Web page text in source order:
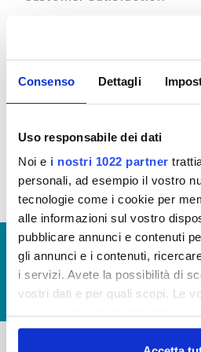
Consenso Dettagli
Uso responsabile dei dati
Noi e i nostri 1022 partner
personali, ad esempio il vostro
tecnologie come i cookie per
alle informazioni sul vostro
pubblicare annunci e contenuti
gli annunci e i contenuti,
i servizi. Avete la possibilità di
vostri dati e per quali scopi. Le
in cui avete effettuato le vostre
ascolta e cerca di
desideri che il cittadino
integrato ed in base a questi
scelte, le proprie decisioni
il servizio.
Scarica le ultime Customer
© Copyright 2017 - 2026